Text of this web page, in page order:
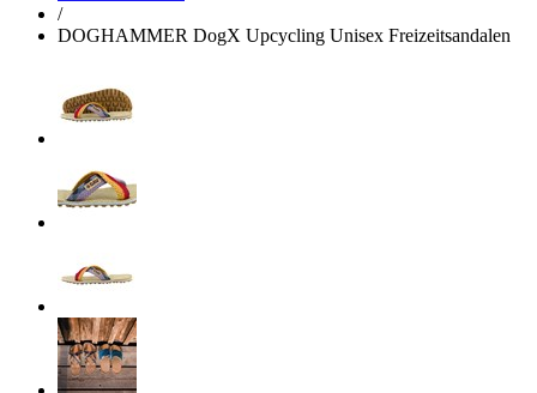
/
DOGHAMMER DogX Upcycling Unisex Freizeitsandalen